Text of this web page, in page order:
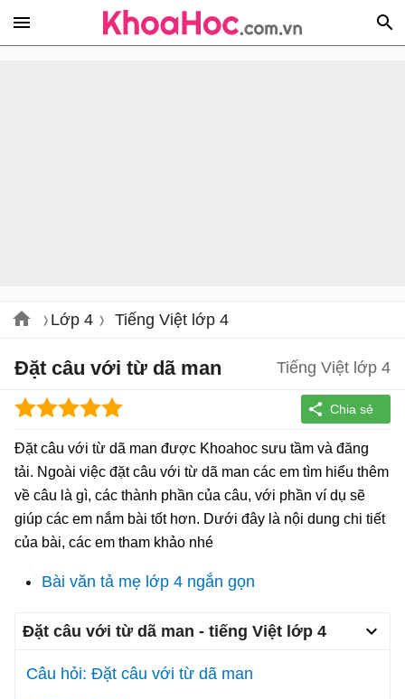
Lớp 4 Tiếng Việt lớp 4
Đặt câu với từ dã man Tiếng Việt lớp 4
Đặt câu với từ dã man được Khoahoc sưu tầm và đăng
tải. Ngoài việc đặt câu với từ dã man các em tìm hiểu thêm
về câu là gì, các thành phần của câu, với phần ví dụ sẽ
giúp các em nắm bài tốt hơn. Dưới đây là nội dung chi tiết
của bài, các em tham khảo nhé
Bài văn tả mẹ lớp 4 ngắn gọn
Đặt câu với từ dã man - tiếng Việt lớp 4
Câu hỏi: Đặt câu với từ dã man